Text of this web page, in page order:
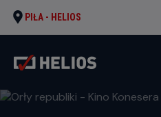
PIŁA - HELIOS